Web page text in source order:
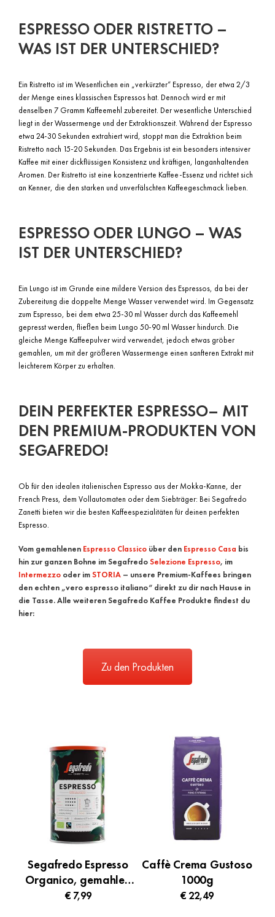
ESPRESSO ODER RISTRETTO –
WAS IST DER UNTERSCHIED?
Ein Ristretto ist im Wesentlichen ein „verkürzter“ Espresso, der etwa 2/3
der Menge eines klassischen Espressos hat. Dennoch wird er mit
denselben 7 Gramm Kaffeemehl zubereitet. Der wesentliche Unterschied
liegt in der Wassermenge und der Extraktionszeit. Während der Espresso
etwa 24-30 Sekunden extrahiert wird, stoppt man die Extraktion beim
Ristretto nach 15-20 Sekunden. Das Ergebnis ist ein besonders intensiver
Kaffee mit einer dickflüssigen Konsistenz und kräftigen, langanhaltenden
Aromen. Der Ristretto ist eine konzentrierte Kaffee-Essenz und richtet sich
an Kenner, die den starken und unverfälschten Kaffeegeschmack lieben.
ESPRESSO ODER LUNGO – WAS
IST DER UNTERSCHIED?
Ein Lungo ist im Grunde eine mildere Version des Espressos, da bei der
Zubereitung die doppelte Menge Wasser verwendet wird. Im Gegensatz
zum Espresso, bei dem etwa 25-30 ml Wasser durch das Kaffeemehl
gepresst werden, fließen beim Lungo 50-90 ml Wasser hindurch. Die
gleiche Menge Kaffeepulver wird verwendet, jedoch etwas gröber
gemahlen, um mit der größeren Wassermenge einen sanfteren Extrakt mit
leichterem Körper zu erhalten.
DEIN PERFEKTER ESPRESSO– MIT
DEN PREMIUM-PRODUKTEN VON
SEGAFREDO!
Ob für den idealen italienischen Espresso aus der Mokka-Kanne, der
French Press, dem Vollautomaten oder dem Siebträger: Bei Segafredo
Zanetti bieten wir die besten Kaffeespezialitäten für deinen perfekten
Espresso.
Vom gemahlenen Espresso Classico über den Espresso Casa bis
hin zur ganzen Bohne im SegafredoSelezione Espresso, im
Intermezzo oder imSTORIA – unsere Premium-Kaffees bringen
den echten „vero espresso italiano“ direkt zu dir nach Hause in
die Tasse.Alle weiteren Segafredo Kaffee Produkte findest du
hier:
Zu den Produkten
Segafredo Espresso
Organico, gemahlen
250 g
€ 7,99
Caffè Crema Gustoso
1000g
€ 22,49